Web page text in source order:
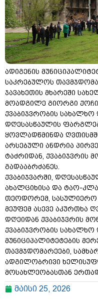
ადიგენის
საკრებულოს
ჯავახეთის მხარეში
მოადგილე გიორგი
ქვაბიჯვრობის სახალხო
დღესასწაულის
ყოვლადწმინდა
არსებული ანდრია
ტაძრიდან, ქვაბიჯვრის
გადააბრძანეს.
ქვაბიჯვარში,
ახალციხისა და ტაო-
თეოდორემ, სასულიერო
მეუფემ ასევე აკურთხა
დღეიდან ქვაბიჯვრის
ქვაბიჯვრობის სახალხო
მუნიციპალიტეტების
თავმჯდომარეები,
ადგილობრივი
მოსახლეობასთან
მაისი 25, 2026